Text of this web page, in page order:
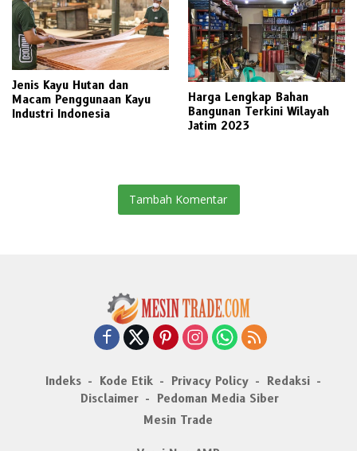
Jenis Kayu Hutan dan
Macam Penggunaan Kayu
Industri Indonesia
Harga Lengkap Bahan
Bangunan Terkini Wilayah
Jatim 2023
Tambah Komentar
Indeks Kode Etik Privacy Policy
Redaksi
Disclaimer
Pedoman Media Siber
Mesin Trade